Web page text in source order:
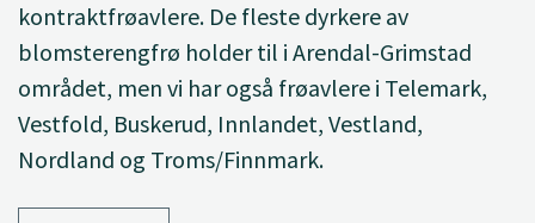
kontraktfrøavlere. De fleste dyrkere av
blomsterengfrø holder til i Arendal-Grimstad
området, men vi har også frøavlere i Telemark,
Vestfold, Buskerud, Innlandet, Vestland,
Nordland og Troms/Finnmark.